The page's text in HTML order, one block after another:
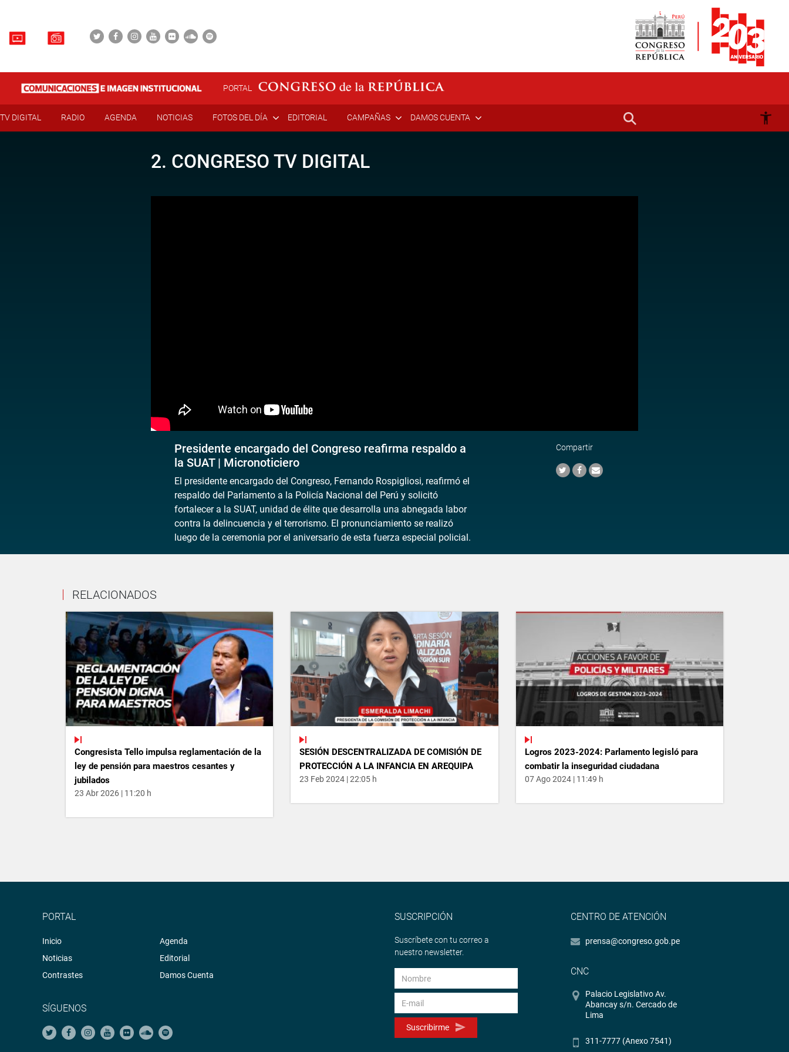
PORTAL
TV DIGITAL RADIO AGENDA NOTICIAS FOTOS DEL DÍA EDITORIAL CAMPAÑAS DAMOS CUENTA
2. CONGRESO TV DIGITAL
Presidente encargado del Congreso reafirma respaldo a
la SUAT | Micronoticiero
El presidente encargado del Congreso, Fernando Rospigliosi, reafirmó el
respaldo del Parlamento a la Policía Nacional del Perú y solicitó
fortalecer a la SUAT, unidad de élite que desarrolla una abnegada labor
contra la delincuencia y el terrorismo. El pronunciamiento se realizó
luego de la ceremonia por el aniversario de esta fuerza especial policial.
Compartir
RELACIONADOS
Congresista Tello impulsa reglamentación de la
ley de pensión para maestros cesantes y
jubilados
23 Abr 2026 | 11:20 h
SESIÓN DESCENTRALIZADA DE COMISIÓN DE
PROTECCIÓN A LA INFANCIA EN AREQUIPA
23 Feb 2024 | 22:05 h
Logros 2023-2024: Parlamento legisló para
combatir la inseguridad ciudadana
07 Ago 2024 | 11:49 h
PORTAL
Inicio
Noticias
Contrastes
Agenda
Editorial
Damos Cuenta
SÍGUENOS
SUSCRIPCIÓN
Suscríbete con tu correo a
nuestro newsletter.
Suscribirme
CENTRO DE ATENCIÓN
prensa@congreso.gob.pe
CNC
Palacio Legislativo Av.
Abancay s/n. Cercado de
Lima
311-7777 (Anexo 7541)